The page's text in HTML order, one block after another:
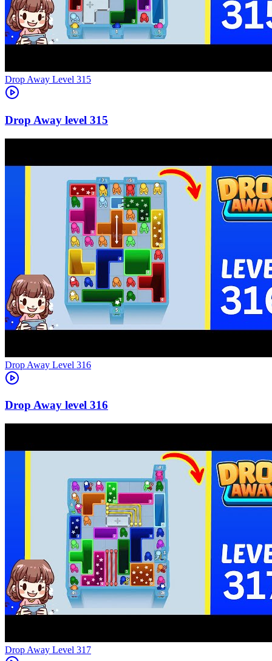
Level 315
315
Level 316
316
Level 317